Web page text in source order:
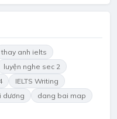
thay anh ielts
luyện nghe sec 2
IELTS Writing
dương
dang bai map